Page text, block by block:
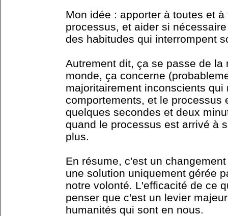
Mon idée : apporter à toutes et
processus, et aider si
des habitudes qui interrompent
Autrement dit, ça se passe de
monde, ça concerne
majoritairement inconscients
comportements, et le processus
quelques secondes et deux
quand le processus est arrivé à
plus.
En résume, c'est un
une solution uniquement gérée
notre volonté. L'efficacité de ce
penser que c'est un levier
humanités qui sont en nous.